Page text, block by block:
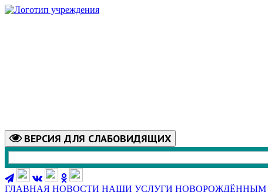
ВЕРСИЯ ДЛЯ СЛАБОВИДЯЩИХ
ГЛАВНАЯ НОВОСТИ НАШИ УСЛУГИ НОВОРОЖДЁННЫМ